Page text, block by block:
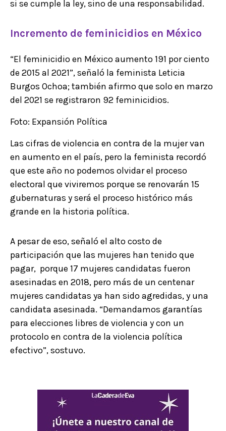
si se cumple la ley, sino de una responsabilidad.
Incremento de feminicidios en México
“El feminicidio en México aumento 191 por ciento
de 2015 al 2021”, señaló la feminista Leticia
Burgos Ochoa; también afirmo que solo en marzo
del 2021 se registraron 92 feminicidios.
Foto: Expansión Política
Las cifras de violencia en contra de la mujer van
en aumento en el país, pero la feminista recordó
que este año no podemos olvidar el proceso
electoral que viviremos porque se renovarán 15
gubernaturas y será el proceso histórico más
grande en la historia política.
A pesar de eso, señaló el alto costo de
participación que las mujeres han tenido que
pagar, porque 17 mujeres candidatas fueron
asesinadas en 2018, pero más de un centenar
mujeres candidatas ya han sido agredidas, y una
candidata asesinada. “Demandamos garantías
para elecciones libres de violencia y con un
protocolo en contra de la violencia política
efectivo”, sostuvo.